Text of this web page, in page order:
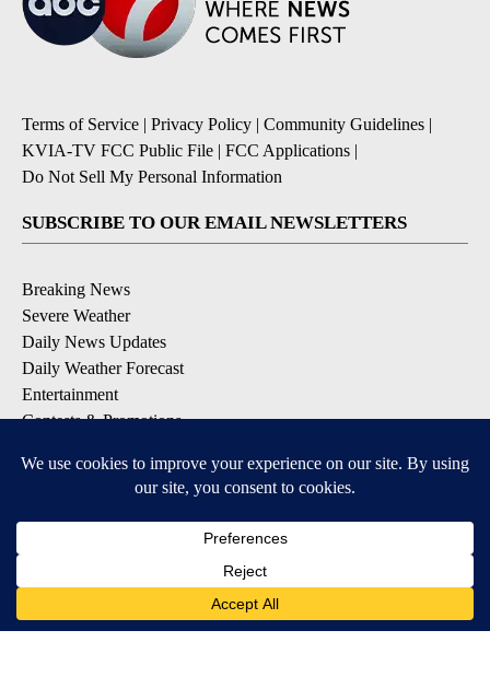
Terms of Service | Privacy Policy | Community Guidelines |
KVIA-TV FCC Public File | FCC Applications |
Do Not Sell My Personal Information
SUBSCRIBE TO OUR EMAIL NEWSLETTERS
Breaking News
Severe Weather
Daily News Updates
Daily Weather Forecast
Entertainment
Contests & Promotions
DOWNLOAD OUR APPS
Available for iOS and Android